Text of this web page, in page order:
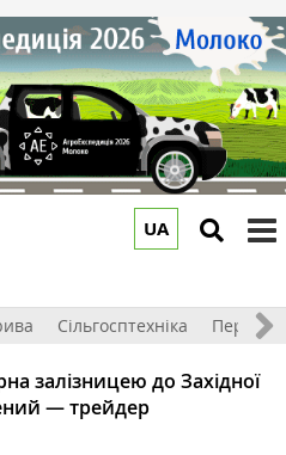
UA
Сільгосптехніка
залізницею до Західної
— трейдер